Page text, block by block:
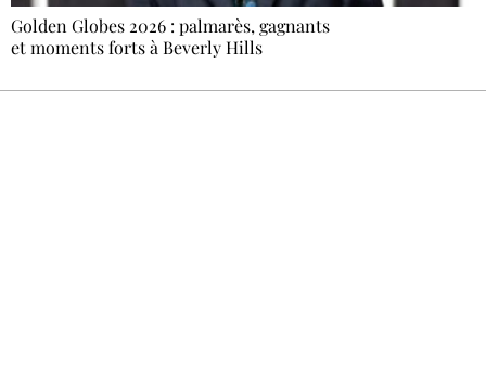
Golden Globes 2026 : palmarès, gagnants
et moments forts à Beverly Hills